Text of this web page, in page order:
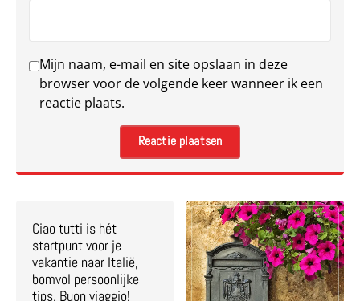
Mijn naam, e-mail en site opslaan in deze
browser voor de volgende keer wanneer ik een
reactie plaats.
Ciao tutti is hét
startpunt voor je
vakantie naar Italië,
bomvol persoonlijke
tips. Buon viaggio!